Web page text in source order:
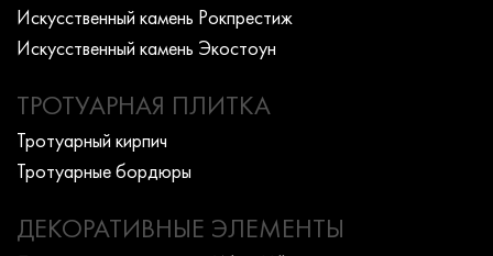
Искусcтвенный камень Рокпрестиж
Искусcтвенный камень Экостоун
ТРОТУАРНАЯ ПЛИТКА
Тротуарный кирпич
Тротуарные бордюры
ДЕКОРАТИВНЫЕ ЭЛЕМЕНТЫ